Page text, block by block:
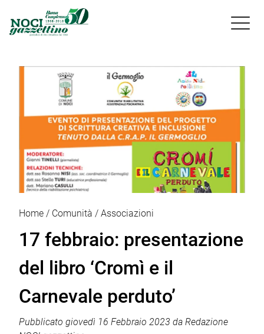

Home Comunità Associazioni
17 febbraio: presentazione
del libro ‘Cromì e il
Carnevale perduto’
Pubblicato giovedì 16 Febbraio 2023 da Redazione